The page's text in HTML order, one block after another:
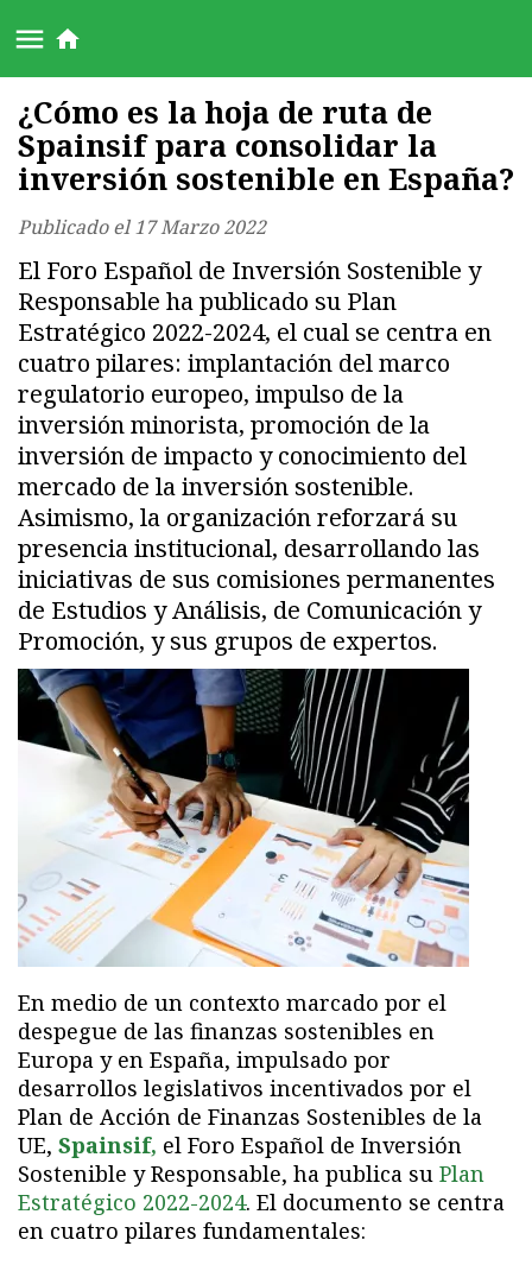
¿Cómo es la hoja de ruta de
Spainsif para consolidar la
inversión sostenible en España?
Publicado el17 Marzo 2022
El Foro Español de Inversión Sostenible y
Responsable ha publicado su Plan
Estratégico 2022-2024, el cual se centra en
cuatro pilares: implantación del marco
regulatorio europeo, impulso de la
inversión minorista, promoción de la
inversión de impacto y conocimiento del
mercado de la inversión sostenible.
Asimismo, la organización reforzará su
presencia institucional, desarrollando las
iniciativas de sus comisiones permanentes
de Estudios y Análisis, de Comunicación y
Promoción, y sus grupos de expertos.
En medio de un contexto marcado por el
despegue de las finanzas sostenibles en
Europa y en España, impulsado por
desarrollos legislativos incentivados por el
Plan de Acción de Finanzas Sostenibles de la
UE, Spainsif, el Foro Español de Inversión
Sostenible y Responsable, ha publica su Plan
Estratégico 2022-2024. El documento se centra
en cuatro pilares fundamentales: